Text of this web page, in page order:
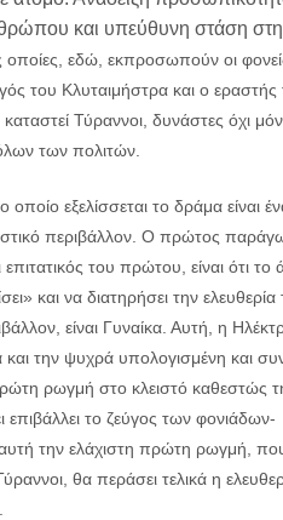
και υπεύθυνη στάση
οποίες, εδώ, εκπροσωπούν οι
του Κλυταιμήστρα και ο εραστής
Τύραννοι, δυνάστες όχι
των πολιτών.
οποίο εξελίσσεται το δράμα είναι
περιβάλλον. Ο πρώτος
επιτατικός του πρώτου, είναι ότι το
και να διατηρήσει την ελευθερία
είναι Γυναίκα. Αυτή, η
και την ψυχρά υπολογισμένη και
ρωγμή στο κλειστό καθεστώς
επιβάλλει το ζεύγος των φονιάδων-
την ελάχιστη πρώτη ρωγμή,
θα περάσει τελικά η